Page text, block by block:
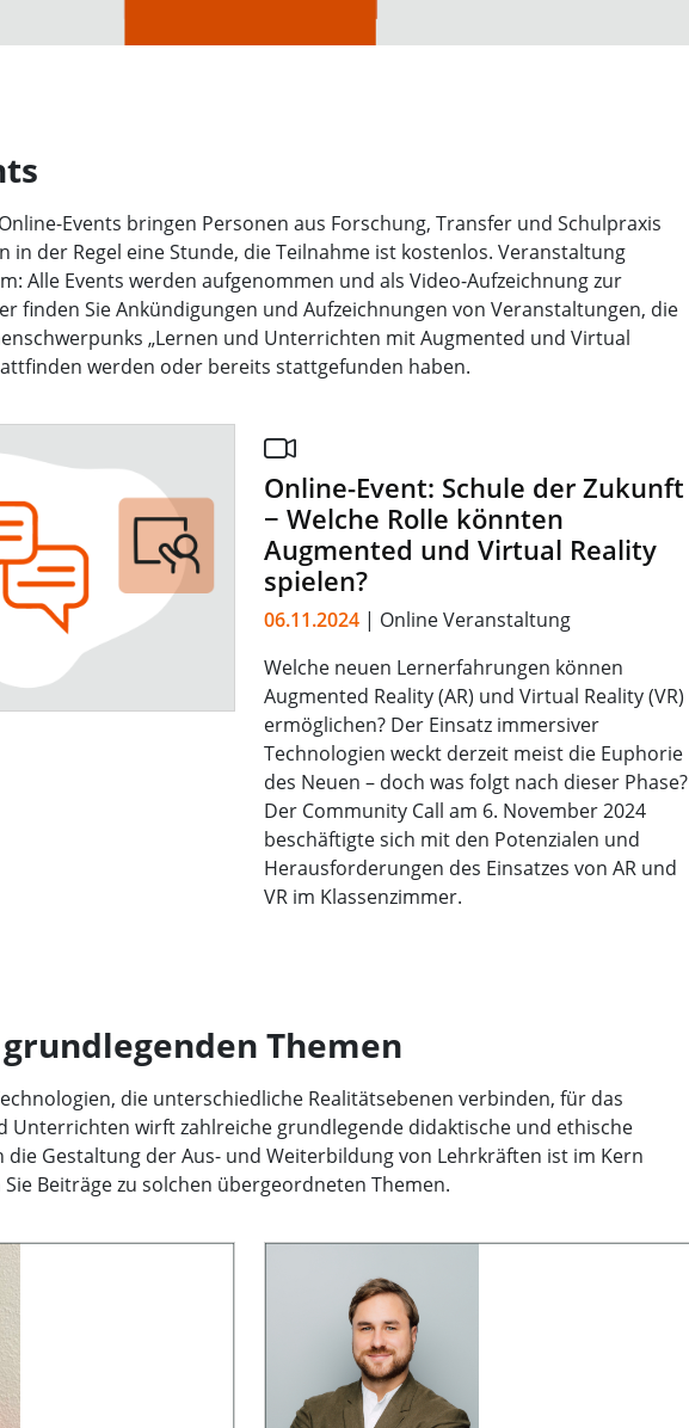
Events bringen Personen aus Forschung, Transfer und Schulpraxis
in der Regel eine Stunde, die Teilnahme ist kostenlos. Veranstaltung
Alle Events werden aufgenommen und als Video-Aufzeichnung zur
finden Sie Ankündigungen und Aufzeichnungen von Veranstaltungen, die
„Lernen und Unterrichten mit Augmented und Virtual
werden oder bereits stattgefunden haben.
Online-Event: Schule der Zukunft
− Welche Rolle könnten
Augmented und Virtual Reality
spielen?
06.11.2024 | Online Veranstaltung
Welche neuen Lernerfahrungen können
Augmented Reality (AR) und Virtual Reality (VR)
ermöglichen? Der Einsatz immersiver
Technologien weckt derzeit meist die Euphorie
des Neuen – doch was folgt nach dieser Phase?
Der Community Call am 6. November 2024
beschäftigte sich mit den Potenzialen und
Herausforderungen des Einsatzes von AR und
VR im Klassenzimmer.
Themen
die unterschiedliche Realitätsebenen verbinden, für das
Unterrichten wirft zahlreiche grundlegende didaktische und ethische
die Gestaltung der Aus- und Weiterbildung von Lehrkräften ist im Kern
Beiträge zu solchen übergeordneten Themen.